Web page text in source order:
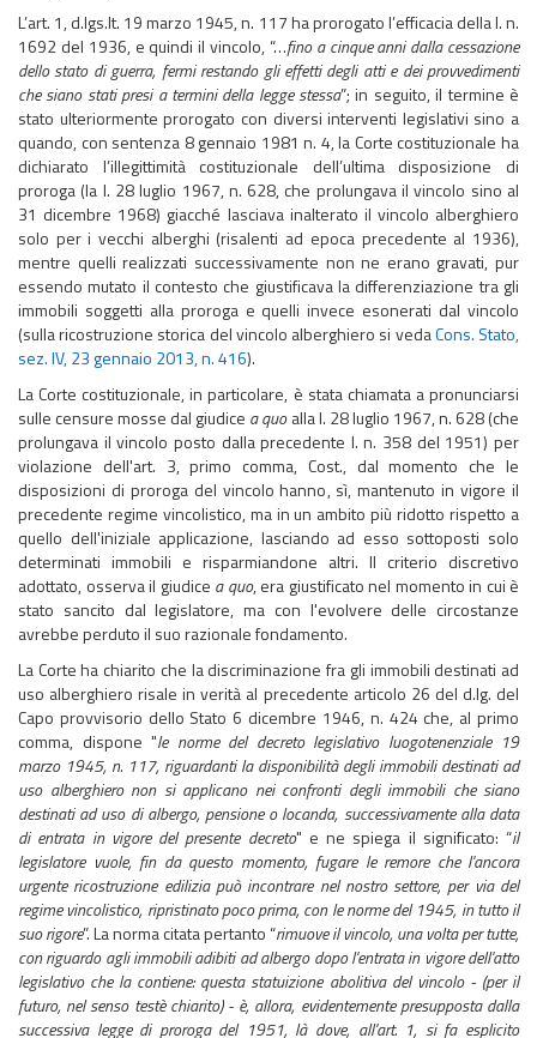
L’art. 1, d.lgs.lt. 19 marzo 1945, n. 117 ha prorogato l’efficacia della l. n.
1692 del 1936, e quindi il vincolo, “…fino a cinque anni dalla cessazione
dello stato di guerra, fermi restando gli effetti degli atti e dei provvedimenti
che siano stati presi a termini della legge stessa”; in seguito, il termine è
stato ulteriormente prorogato con diversi interventi legislativi sino a
quando, con sentenza 8 gennaio 1981 n. 4, la Corte costituzionale ha
dichiarato l’illegittimità costituzionale dell’ultima disposizione di
proroga (la l. 28 luglio 1967, n. 628, che prolungava il vincolo sino al
31 dicembre 1968) giacché lasciava inalterato il vincolo alberghiero
solo per i vecchi alberghi (risalenti ad epoca precedente al 1936),
mentre quelli realizzati successivamente non ne erano gravati, pur
essendo mutato il contesto che giustificava la differenziazione tra gli
immobili soggetti alla proroga e quelli invece esonerati dal vincolo
(sulla ricostruzione storica del vincolo alberghiero si vedaCons. Stato,
sez. IV, 23 gennaio 2013, n. 416).
La Corte costituzionale, in particolare, è stata chiamata a pronunciarsi
sulle censure mosse dal giudice a quoalla l. 28 luglio 1967, n. 628 (che
prolungava il vincolo posto dalla precedente l. n. 358 del 1951) per
violazione dell'art. 3, primo comma, Cost., dal momento che le
disposizioni di proroga del vincolo hanno, sì, mantenuto in vigore il
precedente regime vincolistico, ma in un ambito più ridotto rispetto a
quello dell'iniziale applicazione, lasciando ad esso sottoposti solo
determinati immobili e risparmiandone altri. Il criterio discretivo
adottato, osserva il giudice a quo, era giustificato nel momento in cui è
stato sancito dal legislatore, ma con l'evolvere delle circostanze
avrebbe perduto il suo razionale fondamento.
La Corte ha chiarito che la discriminazione fra gli immobili destinati ad
uso alberghiero risale in verità al precedente articolo 26 del d.lg. del
Capo provvisorio dello Stato 6 dicembre 1946, n. 424 che, al primo
comma, dispone "le norme del decreto legislativo luogotenenziale 19
marzo 1945, n. 117, riguardanti la disponibilità degli immobili destinati ad
uso alberghiero non si applicano nei confronti degli immobili che siano
destinati ad uso di albergo, pensione o locanda, successivamente alla data
di entrata in vigore del presente decreto" e ne spiega il significato: “il
legislatore vuole, fin da questo momento, fugare le remore che l'ancora
urgente ricostruzione edilizia può incontrare nel nostro settore, per via del
regime vincolistico, ripristinato poco prima, con le norme del 1945, in tutto il
suo rigore”. La norma citata pertanto “rimuove il vincolo, una volta per tutte,
con riguardo agli immobili adibiti ad albergo dopo l'entrata in vigore dell'atto
legislativo che la contiene: questa statuizione abolitiva del vincolo - (per il
futuro, nel senso testè chiarito) - è, allora, evidentemente presupposta dalla
successiva legge di proroga del 1951, là dove, all'art. 1, si fa esplicito